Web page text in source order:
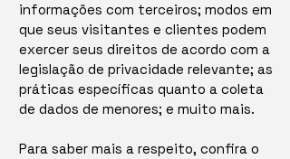
informações com terceiros; modos em
que seus visitantes e clientes podem
exercer seus direitos de acordo com a
legislação de privacidade relevante; as
práticas específicas quanto a coleta
de dados de menores; e muito mais.
Para saber mais a respeito, confira o